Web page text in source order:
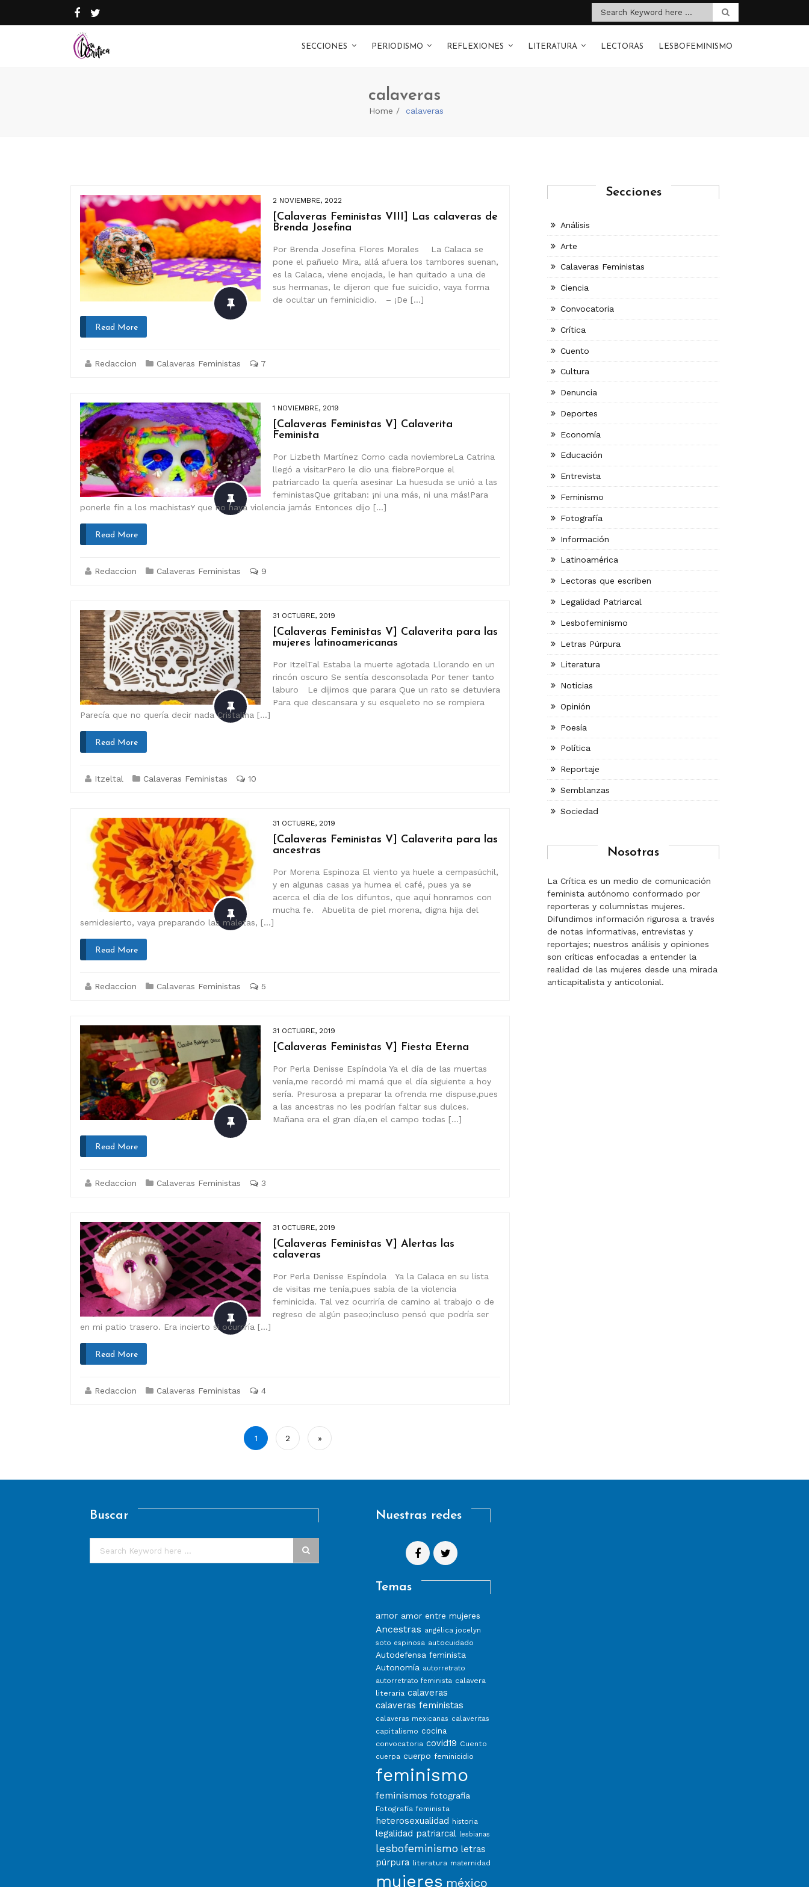
SECCIONES PERIODISMO REFLEXIONES LITERATURA LECTORAS LESBOFEMINISMO
calaveras
Home calaveras
2 NOVIEMBRE, 2022
[Calaveras Feministas VIII] Las calaveras de
Brenda Josefina
Por Brenda Josefina Flores Morales La Calaca se
pone el pañuelo Mira, allá afuera los tambores suenan,
es la Calaca, viene enojada, le han quitado a una de
sus hermanas, le dijeron que fue suicidio, vaya forma
de ocultar un feminicidio. – ¡De […]
Read More
Redaccion Calaveras Feministas 7
1 NOVIEMBRE, 2019
[Calaveras Feministas V] Calaverita
Feminista
Por Lizbeth Martínez Como cada noviembreLa Catrina
llegó a visitarPero le dio una fiebrePorque el
patriarcado la quería asesinar La huesuda se unió a las
feministasQue gritaban: ¡ni una más, ni una más!Para
ponerle fin a los machistasY que no haya violencia jamás Entonces dijo […]
Read More
Redaccion Calaveras Feministas 9
31 OCTUBRE, 2019
[Calaveras Feministas V] Calaverita para las
mujeres latinoamericanas
Por ItzelTal Estaba la muerte agotada Llorando en un
rincón oscuro Se sentía desconsolada Por tener tanto
laburo Le dijimos que parara Que un rato se detuviera
Para que descansara y su esqueleto no se rompiera
Parecía que no quería decir nada Cristalina […]
Read More
Itzeltal Calaveras Feministas 10
31 OCTUBRE, 2019
[Calaveras Feministas V] Calaverita para las
ancestras
Por Morena Espinoza El viento ya huele a cempasúchil,
y en algunas casas ya humea el café, pues ya se
acerca el día de los difuntos, que aquí honramos con
mucha fe. Abuelita de piel morena, digna hija del
semidesierto, vaya preparando las maletas, […]
Read More
Redaccion Calaveras Feministas 5
31 OCTUBRE, 2019
[Calaveras Feministas V] Fiesta Eterna
Por Perla Denisse Espíndola Ya el día de las muertas
venía,me recordó mi mamá que el día siguiente a hoy
sería. Presurosa a preparar la ofrenda me dispuse,pues
a las ancestras no les podrían faltar sus dulces.
Mañana era el gran día,en el campo todas […]
Read More
Redaccion Calaveras Feministas 3
31 OCTUBRE, 2019
[Calaveras Feministas V] Alertas las
calaveras
Por Perla Denisse Espíndola Ya la Calaca en su lista
de visitas me tenía,pues sabía de la violencia
feminicida. Tal vez ocurriría de camino al trabajo o de
regreso de algún paseo;incluso pensó que podría ser
en mi patio trasero. Era incierto si ocurriría […]
Read More
Redaccion Calaveras Feministas 4
1 2 »
Secciones
Análisis
Arte
Calaveras Feministas
Ciencia
Convocatoria
Crítica
Cuento
Cultura
Denuncia
Deportes
Economía
Educación
Entrevista
Feminismo
Fotografía
Información
Latinoamérica
Lectoras que escriben
Legalidad Patriarcal
Lesbofeminismo
Letras Púrpura
Literatura
Noticias
Opinión
Poesía
Política
Reportaje
Semblanzas
Sociedad
Nosotras
La Crítica es un medio de comunicación
feminista autónomo conformado por
reporteras y columnistas mujeres.
Difundimos información rigurosa a través
de notas informativas, entrevistas y
reportajes; nuestros análisis y opiniones
son críticas enfocadas a entender la
realidad de las mujeres desde una mirada
anticapitalista y anticolonial.
Buscar Nuestras redes
Temas
amor amor entre mujeres
Ancestras angélica jocelyn
soto espinosa autocuidado
Autodefensa feminista
Autonomía autorretrato
autorretrato feminista calavera
literaria calaveras
calaveras feministas
calaveras mexicanas calaveritas
capitalismo cocina
convocatoria covid19 Cuento
cuerpa cuerpo feminicidio
feminismo
feminismos fotografía
Fotografía feminista
heterosexualidad historia
legalidad patriarcal lesbianas
lesbofeminismo letras
púrpura literatura maternidad
mujeres méxico